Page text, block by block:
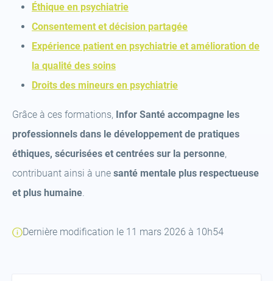
new
tab)
Éthique en psychiatrie(open
a
new
Consentement et décision partagée(open
a
Expérience patient en psychiatrie et amélioration de
la qualité des soins(open
a
Droits des mineurs en psychiatrie(open
Grâce à ces formations, Infor Santé accompagne les
professionnels dans le développement de pratiques
éthiques, sécurisées et centrées sur la personne,
contribuant ainsi à une santé mentale plus respectueuse
et plus humaine.
Dernière modification le 11 mars 2026 à 10h54